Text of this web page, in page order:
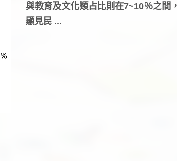
與教育及文化類占比則在7~10％之間，
顯見民 ...